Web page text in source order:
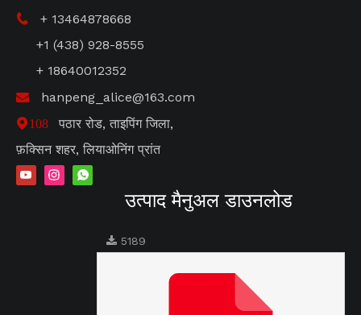

+ 13464878668
+1 (438) 928-8555
+ 18640012352
 hanpeng_alice@163.com
108
पठार रोड, ताइपिंग जिला,
फ़क्सिन शहर, लियाओनिंग प्रांत
उत्पाद मैनुअल डाउनलोड
5189